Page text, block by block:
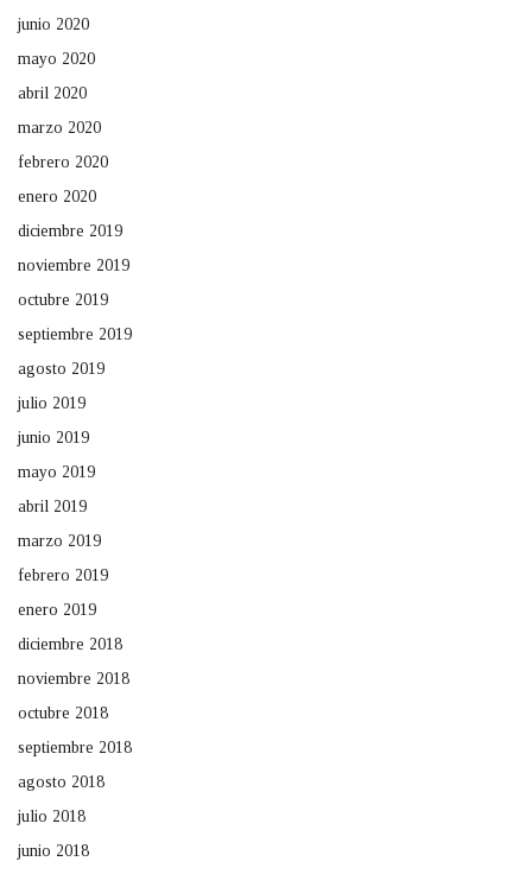
junio 2020
mayo 2020
abril 2020
marzo 2020
febrero 2020
enero 2020
diciembre 2019
noviembre 2019
octubre 2019
septiembre 2019
agosto 2019
julio 2019
junio 2019
mayo 2019
abril 2019
marzo 2019
febrero 2019
enero 2019
diciembre 2018
noviembre 2018
octubre 2018
septiembre 2018
agosto 2018
julio 2018
junio 2018